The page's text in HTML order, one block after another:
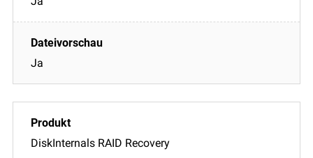
Ja
DiskInternals RAID Recovery